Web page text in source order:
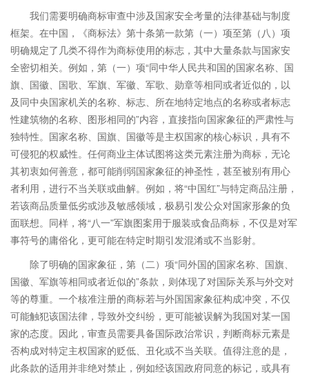
我们需要明确商标审查中涉及国家安全考量的法律基础与制度
框架。在中国，《商标法》第十条第一款第（一）项至第（八）项
明确规定了几类不得作为商标使用的标志，其中大量条款与国家安
全密切相关。例如，第（一）项“同中华人民共和国的国家名称、国
旗、国徽、国歌、军旗、军徽、军歌、勋章等相同或者近似的，以
及同中央国家机关的名称、标志、所在地特定地点的名称或者标志
性建筑物的名称、图形相同的”内容，直接指向国家象征的严肃性与
独特性。国家名称、国旗、国徽等是主权国家的核心标识，具有不
可侵犯的权威性。任何商业主体试图将这类元素注册为商标，无论
其初衷如何善意，都可能削弱国家象征的神圣性，甚至被别有用心
者利用，进行不当关联或曲解。例如，将“中国红”与特定商品注册，
若该商品质量低劣或涉及敏感领域，极易引发公众对国家形象的负
面联想。同样，将“八一”军旗图案用于服装或食品商标，不仅是对军
事符号的庸俗化，更可能在特定时期引发混淆或不当影射。
除了明确的国家象征，第（二）项“同外国的国家名称、国旗、
国徽、军旗等相同或者近似的”条款，则体现了对国际关系与外交对
等的尊重。一个核准注册的商标若与外国国家象征构成冲突，不仅
可能触犯该国法律，导致外交纠纷，更可能被误解为我国对某一国
家的态度。因此，审查员需要具备国际政治常识，判断商标元素是
否构成对特定主权国家的贬低、丑化或不当关联。值得注意的是，
此条款的适用并非绝对禁止，例如经该国政府同意的标记，或具有